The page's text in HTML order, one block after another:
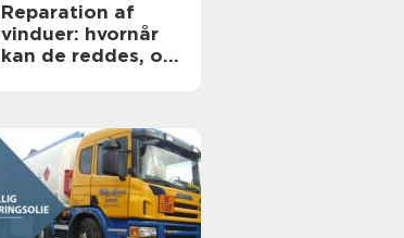
Reparation af
vinduer: hvornår
kan de reddes, og